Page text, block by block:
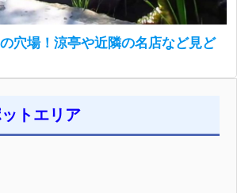
穴場！涼亭や近隣の名店など見ど
トエリア